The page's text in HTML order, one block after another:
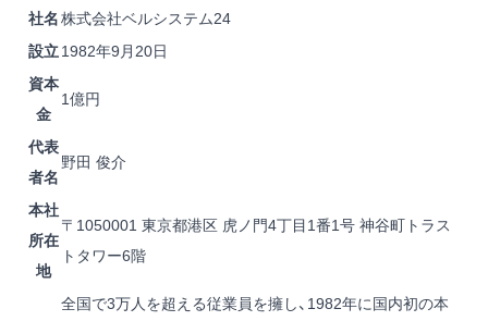
社名株式会社ベルシステム24
設立 1982年9月20日
資本
金
1億円
代表
者名
野田 俊介
本社
所在
地
〒1050001 東京都港区 虎ノ門4丁目1番1号 神谷町トラス
トタワー6階
全国で3万人を超える従業員を擁し、1982年に国内初の本